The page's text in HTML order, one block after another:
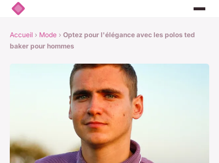
Accueil › Mode › Optez pour l'élégance avec les polos ted
baker pour hommes